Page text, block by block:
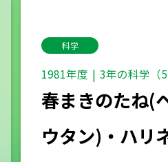
科学
1981年度 3年の科学（5
春まきのたね(
ウタン)・ハリ